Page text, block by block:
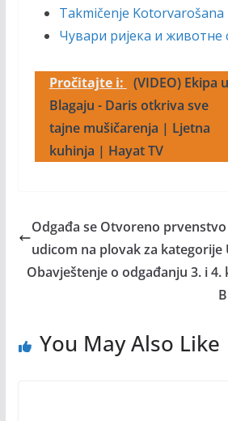
Takmičenje Kotorvarošana
Чувари ријека и животне
Pročitajte i: (VIDEO) Ekipa u
Blagaju - Daris otkriva sve
tajne mušičarenja | Ljetna
kuhinja | Hayat TV
Odgađa se Otvoreno
udicom na plovak za kategorije
Obavještenje o odgađanju 3. i
You May Also Like